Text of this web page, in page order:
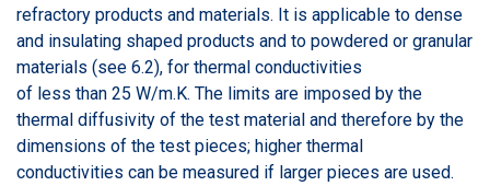
refractory products and materials. It is applicable to dense
and insulating shaped products and to powdered or granular
materials (see 6.2), for thermal conductivities
of less than 25 W/m.K. The limits are imposed by the
thermal diffusivity of the test material and therefore by the
dimensions of the test pieces; higher thermal
conductivities can be measured if larger pieces are used.